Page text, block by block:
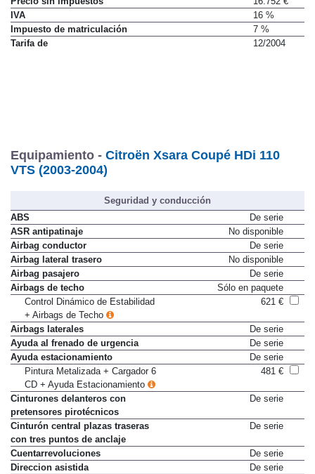
IVA
16 %
Impuesto de matriculación
7 %
Tarifa de
12/2004
Equipamiento - Citroën Xsara Coupé HDi 110
VTS (2003-2004)
Seguridad y conducción
ABS
De serie
ASR antipatinaje
No disponible
Airbag conductor
De serie
Airbag lateral trasero
No disponible
Airbag pasajero
De serie
Airbags de techo
Sólo en paquete
Control Dinámico de Estabilidad
+ Airbags de Techo
621 €
Airbags laterales
De serie
Ayuda al frenado de urgencia
De serie
Ayuda estacionamiento
De serie
Pintura Metalizada + Cargador 6
CD + Ayuda Estacionamiento
481 €
Cinturones delanteros con
pretensores pirotécnicos
De serie
Cinturón central plazas traseras
con tres puntos de anclaje
De serie
Cuentarrevoluciones
De serie
Direccion asistida
De serie